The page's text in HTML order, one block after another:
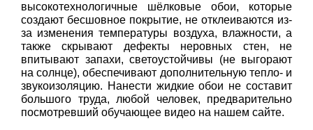
высокотехнологичные шёлковые обои, которые
создают бесшовное покрытие, не отклеиваются из-
за изменения температуры воздуха, влажности, а
также скрывают дефекты неровных стен, не
впитывают запахи, светоустойчивы (не выгорают
на солнце), обеспечивают дополнительную тепло- и
звукоизоляцию. Нанести жидкие обои не составит
большого труда, любой человек, предварительно
посмотревший обучающее видео на нашем сайте.